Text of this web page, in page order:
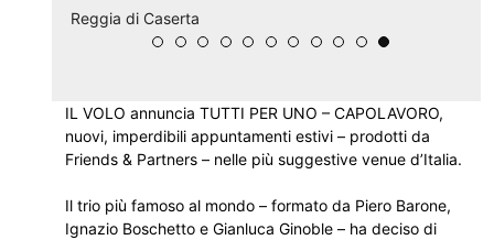
Reggia di Caserta
IL VOLO annuncia TUTTI PER UNO – CAPOLAVORO,
nuovi, imperdibili appuntamenti estivi – prodotti da
Friends & Partners – nelle più suggestive venue d’Italia.
Il trio più famoso al mondo – formato da Piero Barone,
Ignazio Boschetto e Gianluca Ginoble – ha deciso di